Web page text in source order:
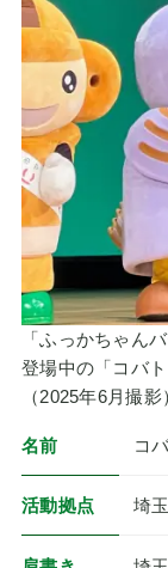
「ふっかちゃん
登場中の「コバ
（2025年6月撮影
名前 コ
活動拠点 埼